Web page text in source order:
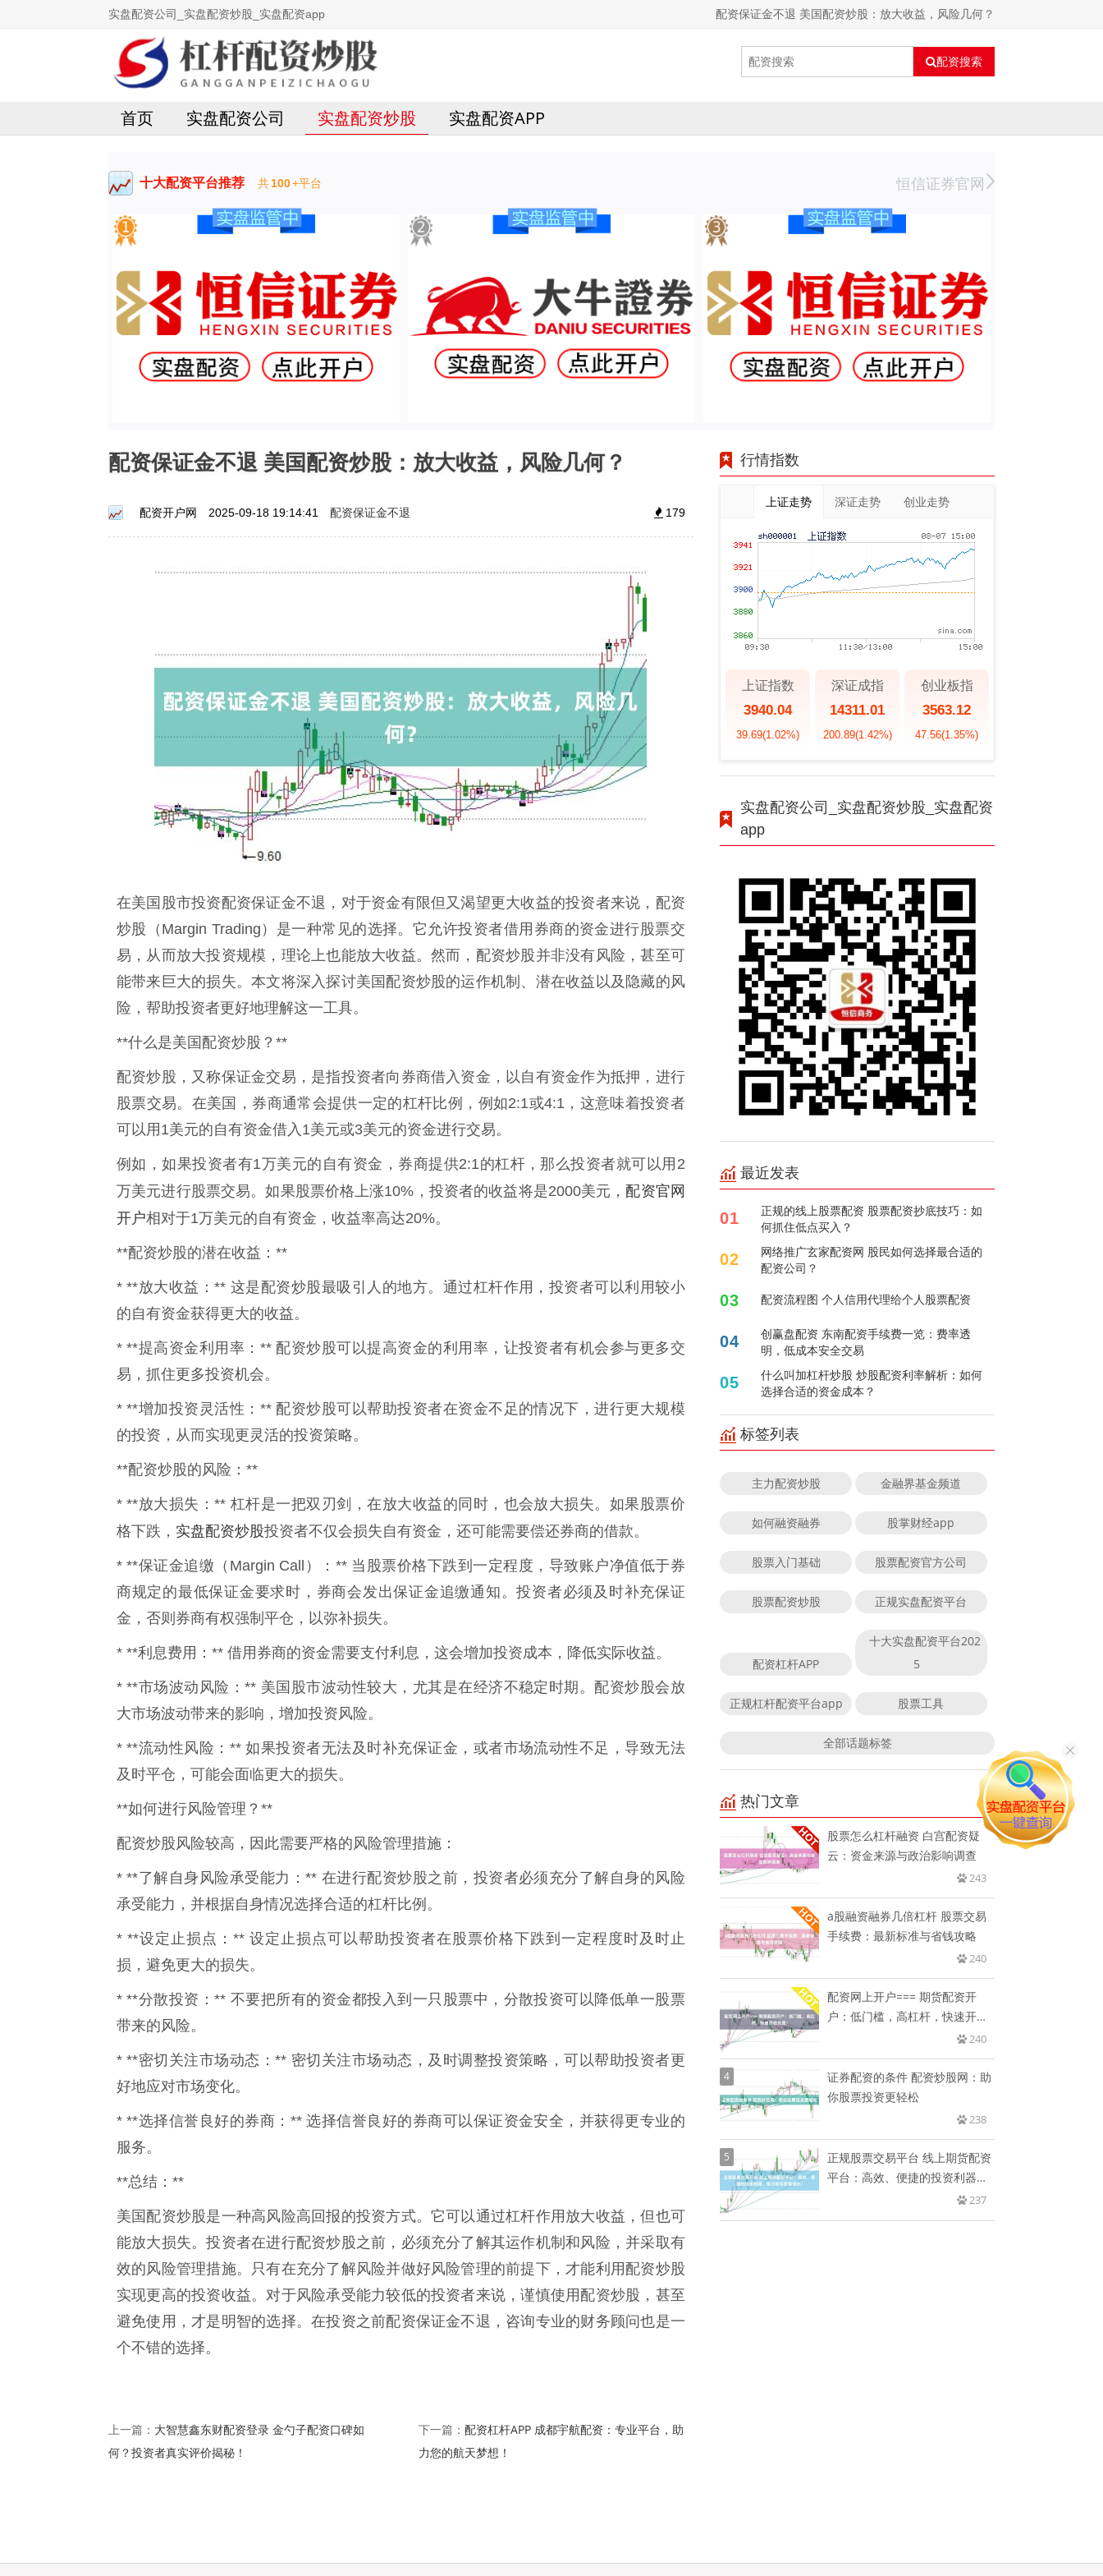
实盘配资公司_实盘配资炒股_实盘配资app 配资保证金不退 美国配资炒股：放大收益，风险几何？
配资搜索
首页 实盘配资公司 实盘配资炒股 实盘配资APP
十大配资平台推荐 共100+平台 恒信证券官网
配资保证金不退 美国配资炒股：放大收益，风险几何？
配资开户网 2025-09-18 19:14:41 配资保证金不退 179
在美国股市投资配资保证金不退，对于资金有限但又渴望更大收益的投资者来说，配资
炒股（Margin Trading）是一种常见的选择。它允许投资者借用券商的资金进行股票交
易，从而放大投资规模，理论上也能放大收益。然而，配资炒股并非没有风险，甚至可
能带来巨大的损失。本文将深入探讨美国配资炒股的运作机制、潜在收益以及隐藏的风
险，帮助投资者更好地理解这一工具。
**什么是美国配资炒股？**
配资炒股，又称保证金交易，是指投资者向券商借入资金，以自有资金作为抵押，进行
股票交易。在美国，券商通常会提供一定的杠杆比例，例如2:1或4:1，这意味着投资者
可以用1美元的自有资金借入1美元或3美元的资金进行交易。
例如，如果投资者有1万美元的自有资金，券商提供2:1的杠杆，那么投资者就可以用2
万美元进行股票交易。如果股票价格上涨10%，投资者的收益将是2000美元，配资官网
开户相对于1万美元的自有资金，收益率高达20%。
**配资炒股的潜在收益：**
* **放大收益：** 这是配资炒股最吸引人的地方。通过杠杆作用，投资者可以利用较小
的自有资金获得更大的收益。
* **提高资金利用率：** 配资炒股可以提高资金的利用率，让投资者有机会参与更多交
易，抓住更多投资机会。
* **增加投资灵活性：** 配资炒股可以帮助投资者在资金不足的情况下，进行更大规模
的投资，从而实现更灵活的投资策略。
**配资炒股的风险：**
* **放大损失：** 杠杆是一把双刃剑，在放大收益的同时，也会放大损失。如果股票价
格下跌， 实盘配资炒股投资者不仅会损失自有资金，还可能需要偿还券商的借款。
* **保证金追缴（Margin Call）：** 当股票价格下跌到一定程度，导致账户净值低于券
商规定的最低保证金要求时，券商会发出保证金追缴通知。投资者必须及时补充保证
金，否则券商有权强制平仓，以弥补损失。
* **利息费用：** 借用券商的资金需要支付利息，这会增加投资成本，降低实际收益。
* **市场波动风险：** 美国股市波动性较大，尤其是在经济不稳定时期。配资炒股会放
大市场波动带来的影响，增加投资风险。
* **流动性风险：** 如果投资者无法及时补充保证金，或者市场流动性不足，导致无法
及时平仓，可能会面临更大的损失。
**如何进行风险管理？**
配资炒股风险较高，因此需要严格的风险管理措施：
* **了解自身风险承受能力：** 在进行配资炒股之前，投资者必须充分了解自身的风险
承受能力，并根据自身情况选择合适的杠杆比例。
* **设定止损点：** 设定止损点可以帮助投资者在股票价格下跌到一定程度时及时止
损，避免更大的损失。
* **分散投资：** 不要把所有的资金都投入到一只股票中，分散投资可以降低单一股票
带来的风险。
* **密切关注市场动态：** 密切关注市场动态，及时调整投资策略，可以帮助投资者更
好地应对市场变化。
* **选择信誉良好的券商：** 选择信誉良好的券商可以保证资金安全，并获得更专业的
服务。
**总结：**
美国配资炒股是一种高风险高回报的投资方式。它可以通过杠杆作用放大收益，但也可
能放大损失。投资者在进行配资炒股之前，必须充分了解其运作机制和风险，并采取有
效的风险管理措施。只有在充分了解风险并做好风险管理的前提下，才能利用配资炒股
实现更高的投资收益。对于风险承受能力较低的投资者来说，谨慎使用配资炒股，甚至
避免使用，才是明智的选择。在投资之前配资保证金不退，咨询专业的财务顾问也是一
个不错的选择。
上一篇： 大智慧鑫东财配资登录 金勺子配资口碑如
何？投资者真实评价揭秘！
下一篇： 配资杠杆APP 成都宇航配资：专业平台，助
力您的航天梦想！
行情指数
上证走势 深证走势 创业走势
上证指数
3940.04
39.69(1.02%)
深证成指
14311.01
200.89(1.42%)
创业板指
3563.12
47.56(1.35%)
实盘配资公司_实盘配资炒股_实盘配资
app
最近发表
01
正规的线上股票配资 股票配资抄底技巧：如
何抓住低点买入？
02
网络推广玄家配资网 股民如何选择最合适的
配资公司？
03 配资流程图 个人信用代理给个人股票配资
04
创赢盘配资 东南配资手续费一览：费率透
明，低成本安全交易
05
什么叫加杠杆炒股 炒股配资利率解析：如何
选择合适的资金成本？
标签列表
主力配资炒股 金融界基金频道
如何融资融券 股掌财经app
股票入门基础 股票配资官方公司
股票配资炒股 正规实盘配资平台
配资杠杆APP
十大实盘配资平台202
5
正规杠杆配资平台app 股票工具
全部话题标签
热门文章
股票怎么杠杆融资 白宫配资疑
云：资金来源与政治影响调查
243
a股融资融券几倍杠杆 股票交易
手续费：最新标准与省钱攻略
240
配资网上开户=== 期货配资开
户：低门槛，高杠杆，快速开启
240
4
证券配资的条件 配资炒股网：助
你股票投资更轻松
238
5
正规股票交易平台 线上期货配资
平台：高效、便捷的投资利器，
237